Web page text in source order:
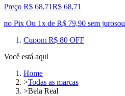
Preço R$ 68,71R$ 68,71
no Pix Ou 1x de R$ 79,90 sem jurosou
Cupom R$ 80 OFF
Você está aqui
Home
>Todas as marcas
>Bela Real